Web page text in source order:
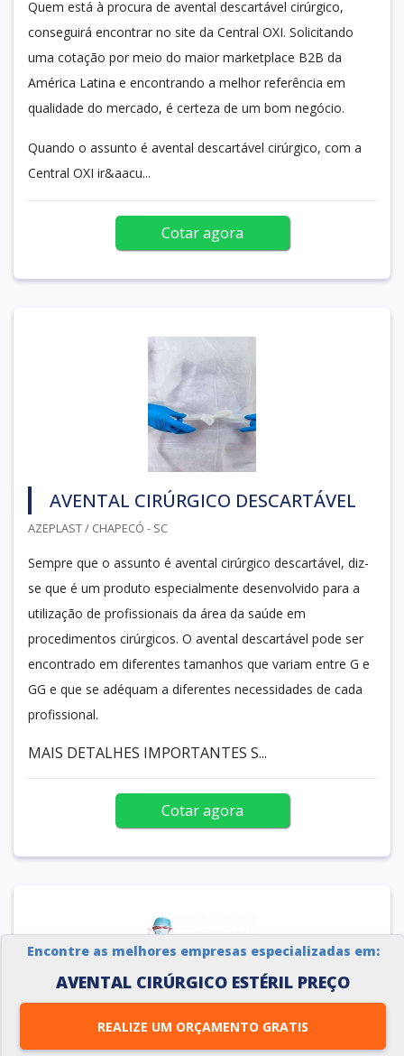
Encontre as melhores empresas especializadas em:
AVENTAL CIRÚRGICO ESTÉRIL PREÇO
REALIZE UM ORÇAMENTO GRATIS
Quem está à procura de avental descartável cirúrgico,
conseguirá encontrar no site da Central OXI. Solicitando
uma cotação por meio do maior marketplace B2B da
América Latina e encontrando a melhor referência em
qualidade do mercado, é certeza de um bom negócio.
Quando o assunto é avental descartável cirúrgico, com a
Central OXI ir&aacu...
Cotar agora
AVENTAL CIRÚRGICO DESCARTÁVEL
AZEPLAST / CHAPECÓ - SC
Sempre que o assunto é avental cirúrgico descartável, diz-
se que é um produto especialmente desenvolvido para a
utilização de profissionais da área da saúde em
procedimentos cirúrgicos. O avental descartável pode ser
encontrado em diferentes tamanhos que variam entre G e
GG e que se adéquam a diferentes necessidades de cada
profissional.
MAIS DETALHES IMPORTANTES S...
Cotar agora